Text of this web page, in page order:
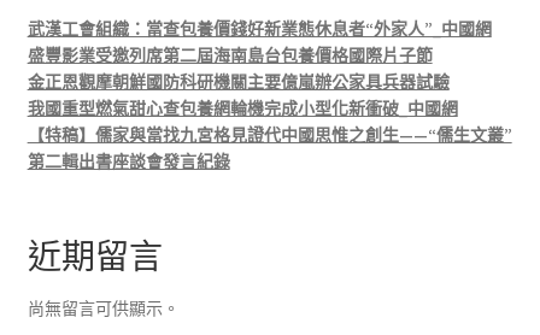
武漢工會組織：當查包養價錢好新業態休息者“外家人”_中國網
盛豐影業受邀列席第二屆海南島台包養價格國際片子節
金正恩觀摩朝鮮國防科研機關主要億嵐辦公家具兵器試驗
我國重型燃氣甜心查包養網輪機完成小型化新衝破_中國網
【特稿】儒家與當找九宮格見證代中國思惟之創生——“儒生文叢”
第二輯出書座談會發言紀錄
近期留言
尚無留言可供顯示。